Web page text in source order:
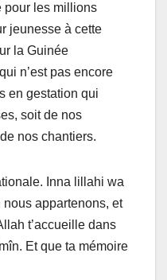
pour les millions
jeunesse à cette
la Guinée
n’est pas encore
en gestation qui
soit de nos
nos chantiers.
Inna lillahi wa
appartenons, et
t’accueille dans
Et que ta mémoire